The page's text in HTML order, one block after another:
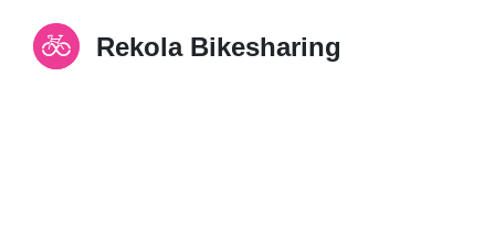
Rekola Bikesharing